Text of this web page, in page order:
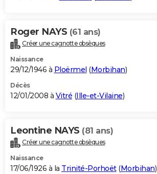
Roger NAYS (61 ans)
Créer une cagnotte obsèques
Naissance
29/12/1946 à Ploërmel (Morbihan)
Décès
12/01/2008 à Vitré (Ille-et-Vilaine)
Leontine NAYS (81 ans)
Créer une cagnotte obsèques
Naissance
17/06/1926 à la Trinité-Porhoët(Morbihan)